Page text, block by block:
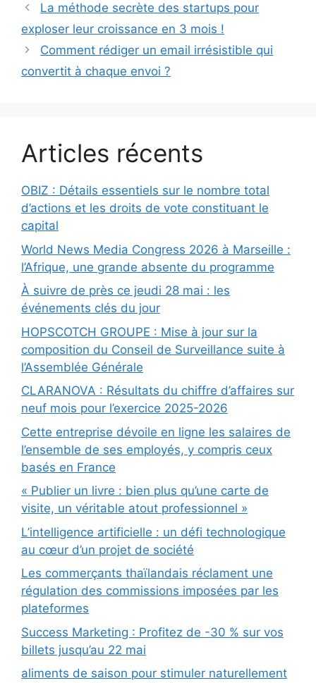
La méthode secrète des startups pour
exploser leur croissance en 3 mois !
Comment rédiger un email irrésistible qui
convertit à chaque envoi ?
Articles récents
OBIZ : Détails essentiels sur le nombre total
d’actions et les droits de vote constituant le
capital
World News Media Congress 2026 à Marseille :
l’Afrique, une grande absente du programme
À suivre de près ce jeudi 28 mai : les
événements clés du jour
HOPSCOTCH GROUPE : Mise à jour sur la
composition du Conseil de Surveillance suite à
l’Assemblée Générale
CLARANOVA : Résultats du chiffre d’affaires sur
neuf mois pour l’exercice 2025-2026
Cette entreprise dévoile en ligne les salaires de
l’ensemble de ses employés, y compris ceux
basés en France
« Publier un livre : bien plus qu’une carte de
visite, un véritable atout professionnel »
L’intelligence artificielle : un défi technologique
au cœur d’un projet de société
Les commerçants thaïlandais réclament une
régulation des commissions imposées par les
plateformes
Success Marketing : Profitez de -30 % sur vos
billets jusqu’au 22 mai
aliments de saison pour stimuler naturellement